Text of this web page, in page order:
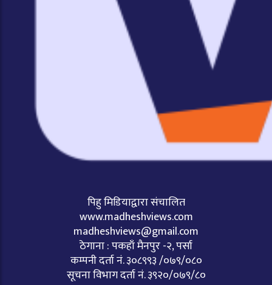
पिहु मिडियाद्वारा संचालित
www.madheshviews.com
madheshviews@gmail.com
ठेगाना : पकहाँ मैनपुर -२, पर्सा
कम्पनी दर्ता नं. ३०८९९३ /०७९/०८०
सूचना विभाग दर्ता नं. ३९२०/०७९/८०